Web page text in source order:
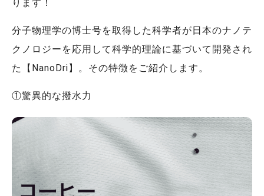
ります！
分子物理学の博士号を取得した科学者が日本のナノテ
クノロジーを応用して科学的理論に基づいて開発され
た【NanoDri】。その特徴をご紹介します。
①驚異的な撥水力